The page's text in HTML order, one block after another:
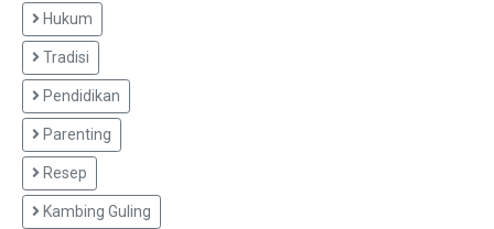
Hukum
Tradisi
Pendidikan
Parenting
Resep
Kambing Guling